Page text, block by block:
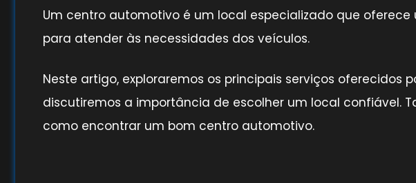
Um centro automotivo é um local especializado que
para atender às necessidades dos veículos.
Neste artigo, exploraremos os principais serviços oferecidos
discutiremos a importância de escolher um local confiável.
como encontrar um bom centro automotivo.